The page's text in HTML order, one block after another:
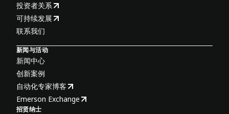
投资者关系
可持续发展
联系我们
新闻与活动
新闻中心
创新案例
自动化专家博客
Emerson Exchange
招贤纳士